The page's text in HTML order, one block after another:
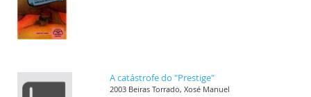
A catástrofe do "Prestige"
2003 Beiras Torrado, Xosé Manuel